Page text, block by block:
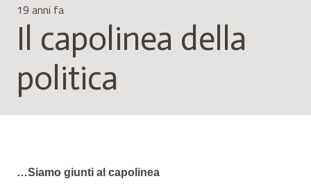
19 anni fa
Il capolinea della
politica
…Siamo giunti al capolinea